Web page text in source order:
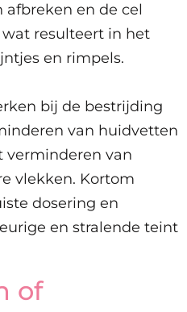
afbreken en de cel
resulteert in het
en rimpels.
bij de bestrijding
van huidvetten
verminderen van
vlekken. Kortom
dosering en
en stralende teint
of